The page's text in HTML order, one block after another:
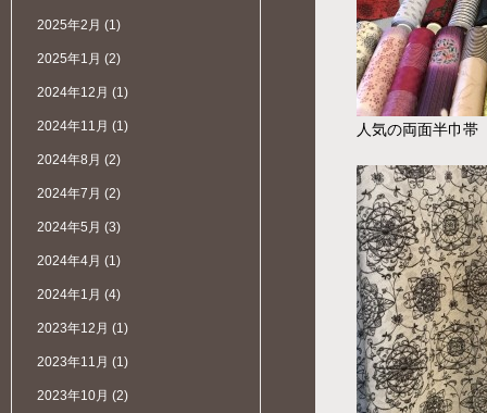
2025年2月 (1)
2025年1月 (2)
2024年12月 (1)
2024年11月 (1)
2024年8月 (2)
2024年7月 (2)
2024年5月 (3)
2024年4月 (1)
2024年1月 (4)
2023年12月 (1)
2023年11月 (1)
2023年10月 (2)
人気の両面半巾帯